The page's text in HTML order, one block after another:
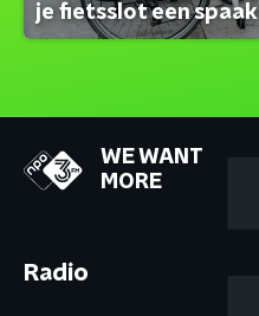
je fietsslot een
WE WANT
MORE
Radio